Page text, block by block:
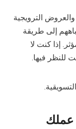
الترويجية
إلى طريقة
إذا كنت لا
للنظر فيها.